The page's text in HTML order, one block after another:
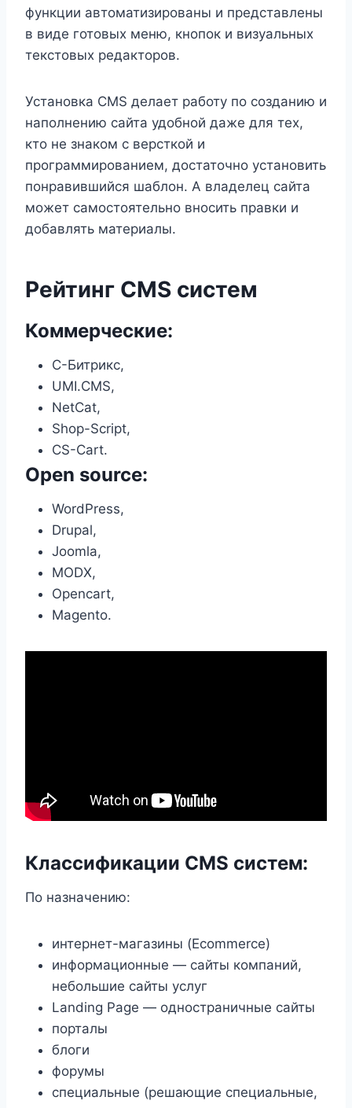
функции автоматизированы и представлены
в виде готовых меню, кнопок и визуальных
текстовых редакторов.
Установка CMS делает работу по созданию и
наполнению сайта удобной даже для тех,
кто не знаком с версткой и
программированием, достаточно установить
понравившийся шаблон. А владелец сайта
может самостоятельно вносить правки и
добавлять материалы.
Рейтинг CMS систем
Коммерческие:
С-Битрикс,
UMI.CMS,
NetCat,
Shop-Script,
CS-Cart.
Open source:
WordPress,
Drupal,
Joomla,
MODX,
Opencart,
Magento.
Классификации CMS систем:
По назначению:
интернет-магазины (Ecommerce)
информационные — сайты компаний,
небольшие сайты услуг
Landing Page — одностраничные сайты
порталы
блоги
форумы
специальные (решающие специальные,